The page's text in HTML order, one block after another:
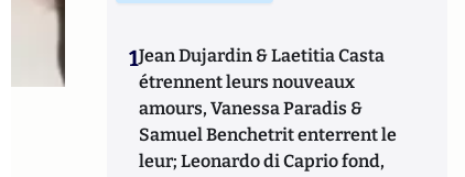
1Jean Dujardin & Laetitia Casta
étrennent leurs nouveaux
amours, Vanessa Paradis &
Samuel Benchetrit enterrent le
leur; Leonardo di Caprio fond,